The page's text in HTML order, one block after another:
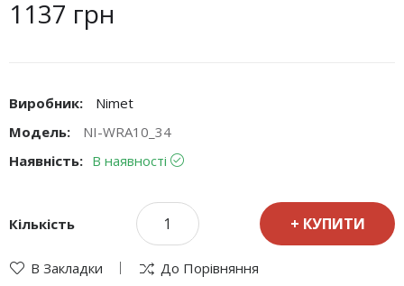
1137 грн
Виробник:
Nimet
Модель:
NI-WRA10_34
Наявність: В наявності
Кількість КУПИТИ
В Закладки До Порівняння